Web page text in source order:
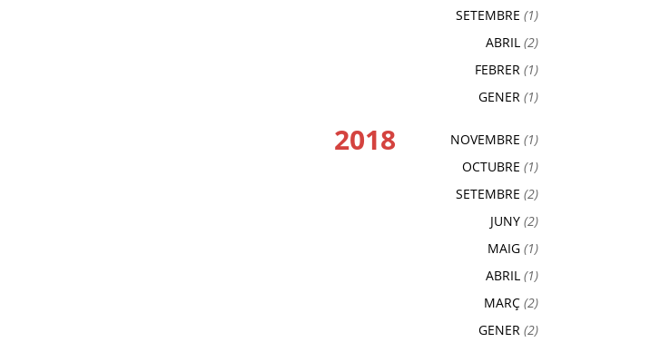
SETEMBRE (1)
ABRIL (2)
FEBRER (1)
GENER (1)
2018 NOVEMBRE (1)
OCTUBRE (1)
SETEMBRE (2)
JUNY (2)
MAIG (1)
ABRIL (1)
MARÇ (2)
GENER (2)